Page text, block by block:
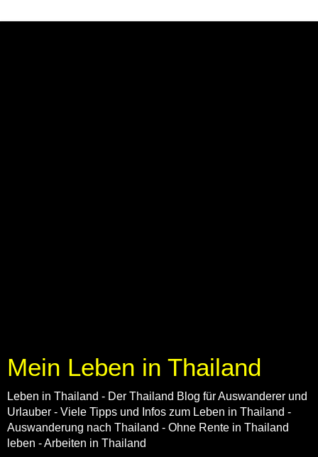
Mein Leben in Thailand
Leben in Thailand - Der Thailand Blog für Auswanderer und
Urlauber - Viele Tipps und Infos zum Leben in Thailand -
Auswanderung nach Thailand - Ohne Rente in Thailand
leben - Arbeiten in Thailand